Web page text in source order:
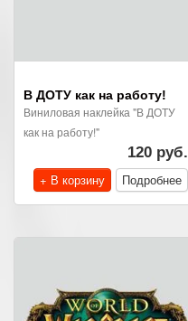
В ДОТУ как на работу!
Виниловая наклейка "В ДОТУ
как на работу!"
120 руб.
+ В корзину
Подробнее